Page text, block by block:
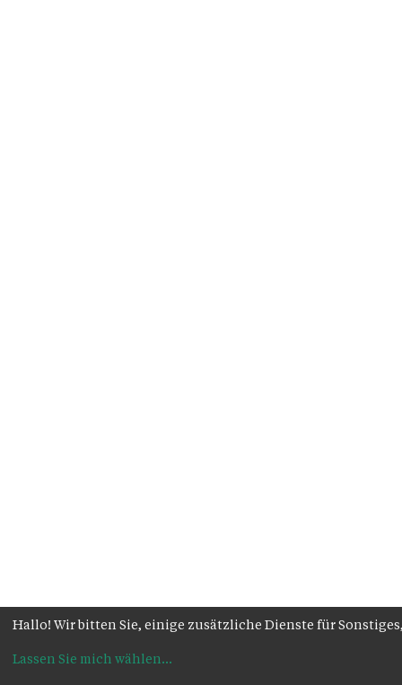
Hallo! Wir bitten Sie, einige zusätzliche Dienste für
Lassen Sie mich wählen...